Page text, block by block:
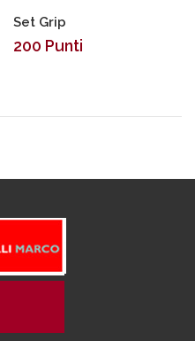
Set Grip
200 Punti